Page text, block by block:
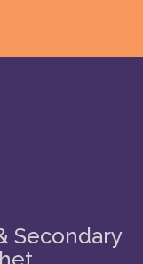
Secondary